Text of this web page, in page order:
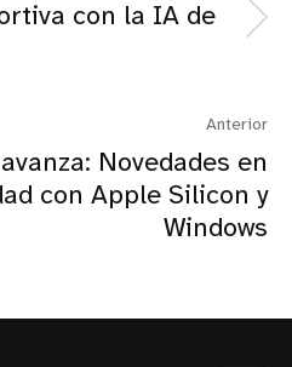
con la IA de
Anterior
Novedades en
con Apple Silicon y
Windows